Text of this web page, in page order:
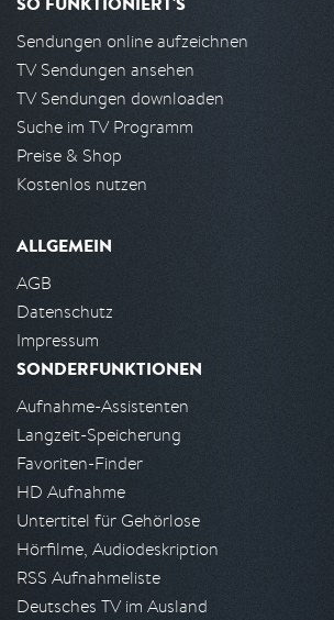
Sendungen online aufzeichnen
TV Sendungen ansehen
TV Sendungen downloaden
Suche im TV Programm
Preise & Shop
Kostenlos nutzen
ALLGEMEIN
AGB
Datenschutz
Impressum
SONDERFUNKTIONEN
Aufnahme-Assistenten
Langzeit-Speicherung
Favoriten-Finder
HD Aufnahme
Untertitel für Gehörlose
Hörfilme, Audiodeskription
RSS Aufnahmeliste
Deutsches TV im Ausland